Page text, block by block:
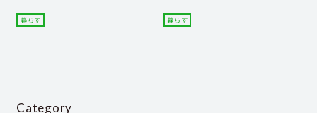
暮らす 暮らす
Category